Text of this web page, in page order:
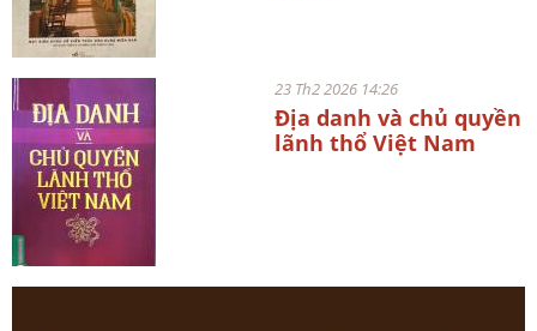
23 Th2 2026 14:26
Địa danh và chủ quyền
lãnh thổ Việt Nam